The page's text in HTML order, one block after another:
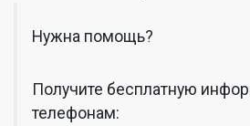
Нужна помощь?
Получите бесплатную
телефонам: